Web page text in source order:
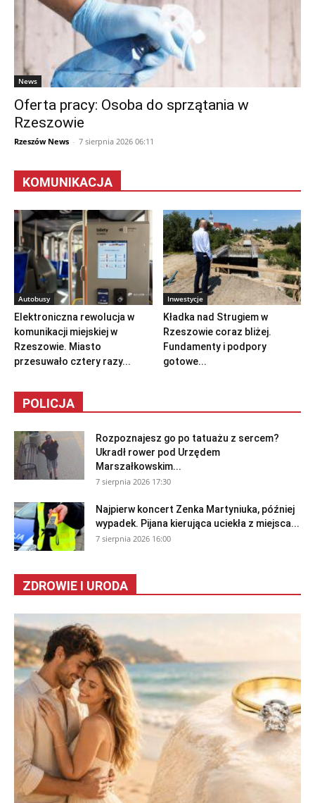
News
Oferta pracy: Osoba do sprzątania w
Rzeszowie
Rzeszów News - 7 sierpnia 2026 06:11
KOMUNIKACJA
Autobusy
Elektroniczna rewolucja w
komunikacji miejskiej w
Rzeszowie. Miasto
przesuwało cztery razy...
Inwestycje
Kładka nad Strugiem w
Rzeszowie coraz bliżej.
Fundamenty i podpory
gotowe...
POLICJA
Rozpoznajesz go po tatuażu z sercem?
Ukradł rower pod Urzędem
Marszałkowskim...
7 sierpnia 2026 17:30
Najpierw koncert Zenka Martyniuka, później
wypadek. Pijana kierująca uciekła z miejsca...
7 sierpnia 2026 16:00
ZDROWIE I URODA